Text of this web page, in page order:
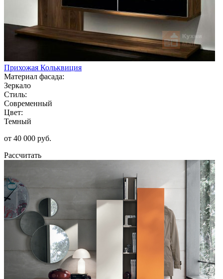
Прихожая Кольквиция
Материал фасада:
Зеркало
Стиль:
Современный
Цвет:
Темный
от 40 000 руб.
Рассчитать